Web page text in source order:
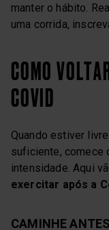
manter o hábito.
uma corrida,
COMO
COVID
Quando estiver
suficiente, comece
intensidade. Aqui
exercitar após a
CAMINHE